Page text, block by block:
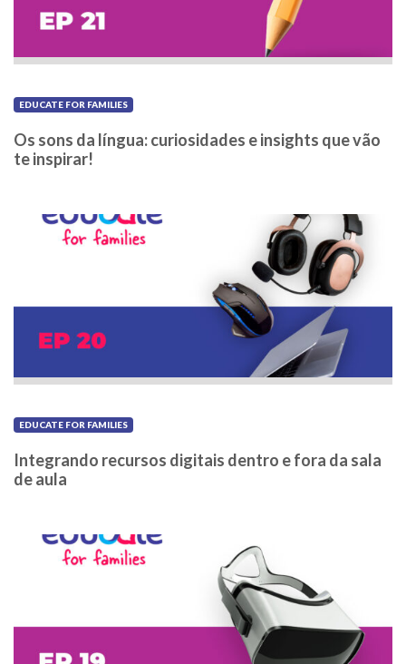
EDUCATE FOR FAMILIES
Os sons da língua: curiosidades e insights que vão
te inspirar!
EDUCATE FOR FAMILIES
Integrando recursos digitais dentro e fora da sala
de aula